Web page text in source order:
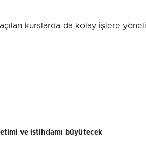
kurslarda da kolay işlere
ve istihdamı büyütecek